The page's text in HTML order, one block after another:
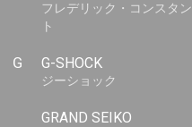
フレデリック・コンスタン
ト
G G-SHOCK
ジーショック
GRAND SEIKO